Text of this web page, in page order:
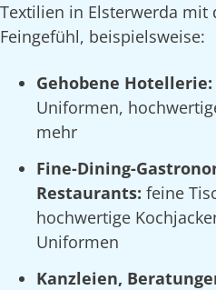
Textilien in Elsterwerda mit
Feingefühl, beispielsweise:
Gehobene Hotellerie:
Uniformen,
mehr
Fine-Dining-
Restaurants: feine
hochwertige
Uniformen
Kanzleien,